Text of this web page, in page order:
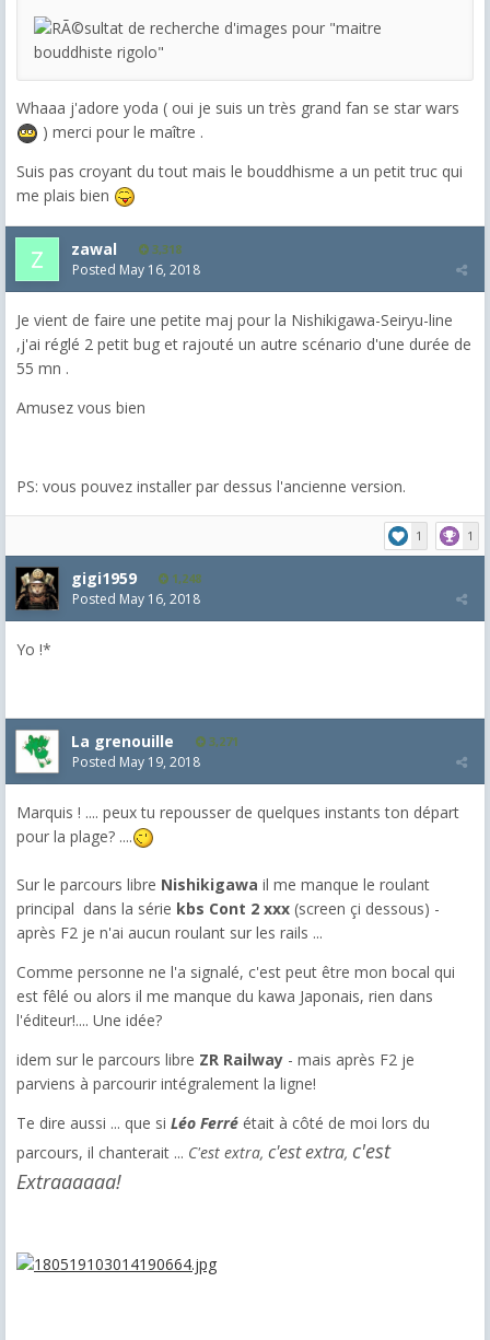
Whaaa j'adore yoda ( oui je suis un très grand fan se star wars
) merci pour le maître .
Suis pas croyant du tout mais le bouddhisme a un petit truc qui
me plais bien
zawal 3,318
Posted May 16, 2018
Je vient de faire une petite maj pour la Nishikigawa-Seiryu-line
,j'ai réglé 2 petit bug et rajouté un autre scénario d'une durée de
55 mn .
Amusez vous bien
PS: vous pouvez installer par dessus l'ancienne version.
1 1
gigi1959 1,248
Posted May 16, 2018
Yo !*
La grenouille 3,271
Posted May 19, 2018
Marquis ! .... peux tu repousser de quelques instants ton départ
pour la plage? ....
Sur le parcours libre Nishikigawa il me manque le roulant
principal dans la série kbs Cont 2 xxx (screen çi dessous) -
après F2 je n'ai aucun roulant sur les rails ...
Comme personne ne l'a signalé, c'est peut être mon bocal qui
est fêlé ou alors il me manque du kawa Japonais, rien dans
l'éditeur!.... Une idée?
idem sur le parcours libre ZR Railway - mais après F2 je
parviens à parcourir intégralement la ligne!
Te dire aussi ... que si Léo Ferré était à côté de moi lors du
parcours, il chanterait ... C'est extra, c'est extra, c'est
Extraaaaaa!